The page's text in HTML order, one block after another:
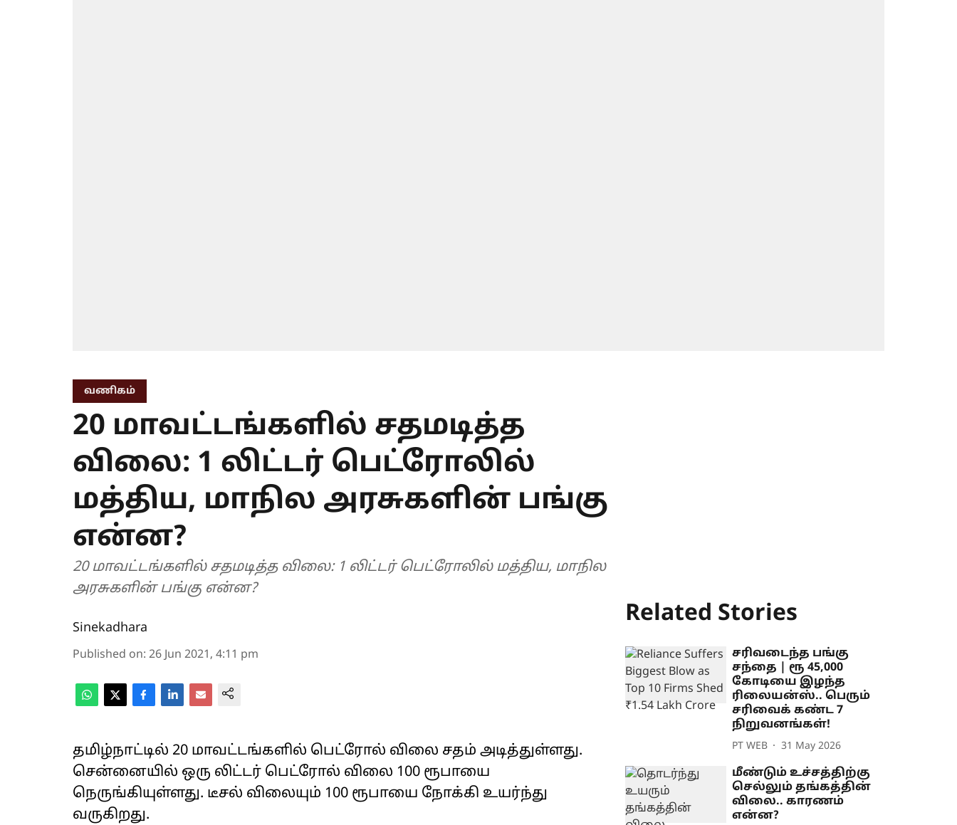
வணிகம்
20 மாவட்டங்களில் சதமடித்த
விலை: 1 லிட்டர் பெட்ரோலில்
மத்திய, மாநில அரசுகளின் பங்கு
என்ன?
20 மாவட்டங்களில் சதமடித்த விலை: 1 லிட்டர் பெட்ரோலில் மத்திய, மாநில
அரசுகளின் பங்கு என்ன?
Sinekadhara
Published on: 26 Jun 2021, 4:11 pm
தமிழ்நாட்டில் 20 மாவட்டங்களில் பெட்ரோல் விலை சதம் அடித்துள்ளது.
சென்னையில் ஒரு லிட்டர் பெட்ரோல் விலை 100 ரூபாயை
நெருங்கியுள்ளது. டீசல் விலையும் 100 ரூபாயை நோக்கி உயர்ந்து
வருகிறது.
Related Stories
சரிவடைந்த பங்கு
சந்தை | ரூ 45,000
கோடியை இழந்த
ரிலையன்ஸ்.. பெரும்
சரிவைக் கண்ட 7
நிறுவனங்கள்!
PT WEB 31 May 2026
மீண்டும் உச்சத்திற்கு
செல்லும் தங்கத்தின்
விலை.. காரணம்
என்ன?